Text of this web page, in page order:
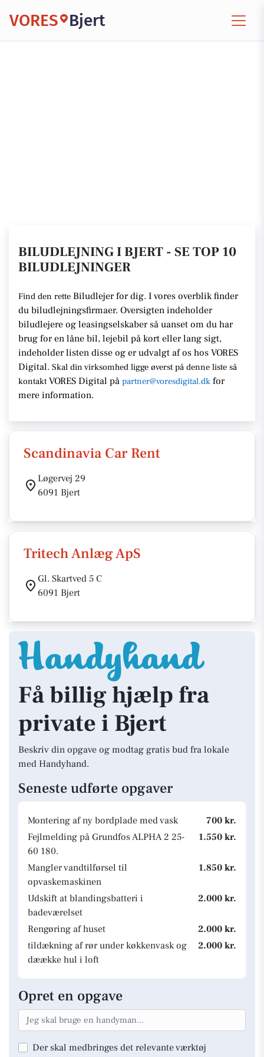
VORES Bjert
BILUDLEJNING I BJERT - SE TOP 10
BILUDLEJNINGER
Find den rette Biludlejer for dig. I vores overblik finder
du biludlejningsfirmaer. Oversigten indeholder
biludlejere og leasingselskaber så uanset om du har
brug for en låne bil, lejebil på kort eller lang sigt,
indeholder listen disse og er udvalgt af os hos VORES
Digital. Skal din virksomhed ligge øverst på denne liste så
kontakt VORES Digital på partner@voresdigital.dk for
mere information.
Scandinavia Car Rent
Løgervej 29
6091 Bjert
Tritech Anlæg ApS
Gl. Skartved 5 C
6091 Bjert
Få billig hjælp fra
private i Bjert
Beskriv din opgave og modtag gratis bud fra lokale
med Handyhand.
Seneste udførte opgaver
Montering af ny bordplade med vask
700 kr.
Fejlmelding på Grundfos ALPHA 2 25-
60 180.
1.550 kr.
Mangler vandtilførsel til
opvaskemaskinen
1.850 kr.
Udskift at blandingsbatteri i
badeværelset
2.000 kr.
Rengøring af huset
2.000 kr.
tildækning af rør under køkkenvask og
dæække hul i loft
2.000 kr.
Opret en opgave
Der skal medbringes det relevante værktøj